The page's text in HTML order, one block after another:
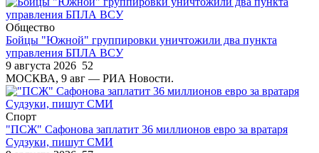
Общество
Бойцы "Южной" группировки уничтожили два пункта
управления БПЛА ВСУ
9 августа 2026 52
МОСКВА, 9 авг — РИА Новости.
Спорт
"ПСЖ" Сафонова заплатит 36 миллионов евро за вратаря
Судзуки, пишут СМИ